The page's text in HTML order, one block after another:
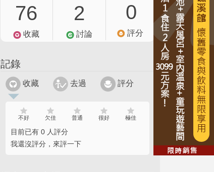
76
收藏
2
討論
0
評分
記錄
收藏 去過 評分
不好 欠佳 普通 很好 極佳
目前已有 0 人評分
我還沒評分，來評一下